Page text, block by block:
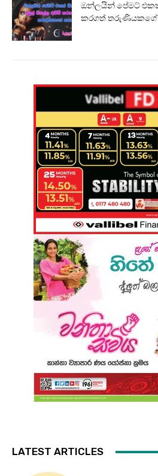
ඔන්ලයින් පේමට්
කරගත් තරුණියකගේ
LATEST ARTICLES